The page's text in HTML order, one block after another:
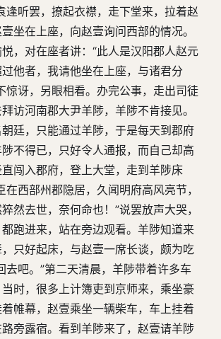
逢听罢，撩起衣襟，走下堂来，拉着赵
坐在上座，向赵壹询问西部的情况。
，对在座者讲：“此人是汉阳郡人赵元
他者，我请他坐在上座，与诸君分
惊讶，另眼相看。办完公事，走出司徒
访河南郡大尹羊陟，羊陟不肯接见。
廷，只能通过羊陟，于是每天到郡府
不得已，只好令人通报，而自己却高
闯入郡府，登上大堂，走到羊陟床
在西部州郡隐居，久闻明府高风亮节，
然去世，奈何命也！”说罢放声大哭，
跑进来，站在旁边观看。羊陟知道来
只好起床，与赵壹一席长谈，颇为吃
去吧。”第二天清晨，羊陟带着许多车
时，很多上计簿吏到京师来，乘坐豪
帷幕，赵壹乘坐一辆柴车，车上挂着
旁露宿。看到羊陟来了，赵壹请羊陟